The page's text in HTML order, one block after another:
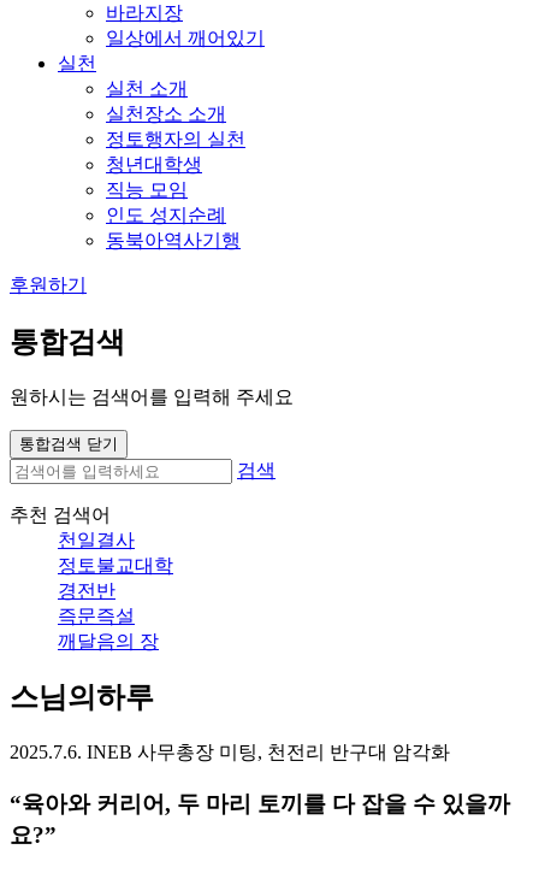
바라지장
일상에서 깨어있기
실천
실천 소개
실천장소 소개
정토행자의 실천
청년대학생
직능 모임
인도 성지순례
동북아역사기행
후원하기
통합검색
원하시는 검색어를 입력해 주세요
통합검색 닫기
검색
추천 검색어
천일결사
정토불교대학
경전반
즉문즉설
깨달음의 장
스님의하루
2025.7.6. INEB 사무총장 미팅, 천전리 반구대 암각화
“육아와 커리어, 두 마리 토끼를 다 잡을 수 있을까
요?”